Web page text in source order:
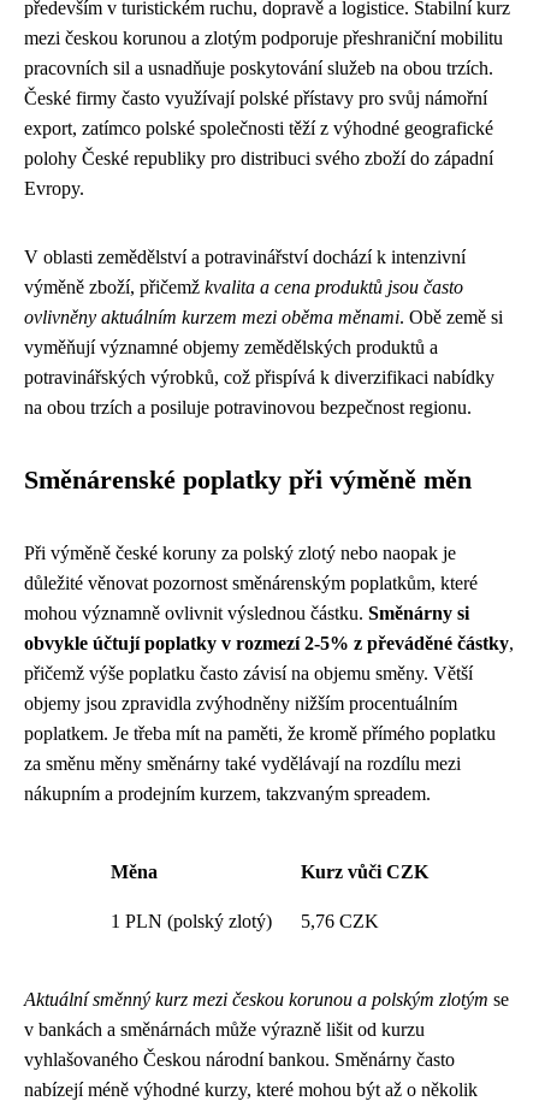
především v turistickém ruchu, dopravě a logistice. Stabilní kurz
mezi českou korunou a zlotým podporuje přeshraniční mobilitu
pracovních sil a usnadňuje poskytování služeb na obou trzích.
České firmy často využívají polské přístavy pro svůj námořní
export, zatímco polské společnosti těží z výhodné geografické
polohy České republiky pro distribuci svého zboží do západní
Evropy.
V oblasti zemědělství a potravinářství dochází k intenzivní
výměně zboží, přičemž kvalita a cena produktů jsou často
ovlivněny aktuálním kurzem mezi oběma měnami. Obě země si
vyměňují významné objemy zemědělských produktů a
potravinářských výrobků, což přispívá k diverzifikaci nabídky
na obou trzích a posiluje potravinovou bezpečnost regionu.
Směnárenské poplatky při výměně měn
Při výměně české koruny za polský zlotý nebo naopak je
důležité věnovat pozornost směnárenským poplatkům, které
mohou významně ovlivnit výslednou částku. Směnárny si
obvykle účtují poplatky v rozmezí 2-5% z převáděné částky,
přičemž výše poplatku často závisí na objemu směny. Větší
objemy jsou zpravidla zvýhodněny nižším procentuálním
poplatkem. Je třeba mít na paměti, že kromě přímého poplatku
za směnu měny směnárny také vydělávají na rozdílu mezi
nákupním a prodejním kurzem, takzvaným spreadem.
Měna Kurz vůči CZK
1 PLN (polský zlotý) 5,76 CZK
Aktuální směnný kurz mezi českou korunou a polským zlotým se
v bankách a směnárnách může výrazně lišit od kurzu
vyhlašovaného Českou národní bankou. Směnárny často
nabízejí méně výhodné kurzy, které mohou být až o několik